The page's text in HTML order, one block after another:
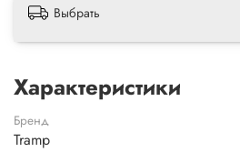
Выбрать
Характеристики
Бренд
Tramp